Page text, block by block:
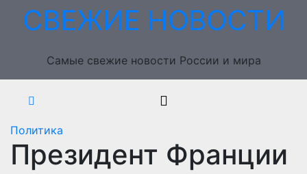
ПерейтиСВЕЖИЕ НОВОСТИ
Самые свежие новости России и мира
Политика
Президент Франции